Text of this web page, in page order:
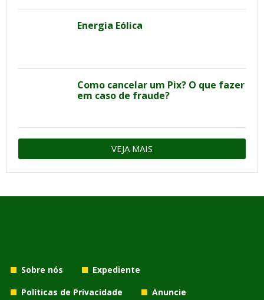
Energia Eólica
Como cancelar um Pix? O que fazer
em caso de fraude?
VEJA MAIS
Sobre nós
Expediente
Políticas de Privacidade
Anuncie